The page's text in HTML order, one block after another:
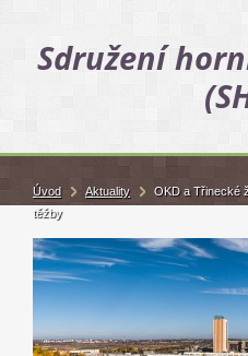
Sdružení
Úvod Aktuality
OKD a Třinecké
těžby